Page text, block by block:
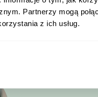
Partnerzy mogą
z ich usług.